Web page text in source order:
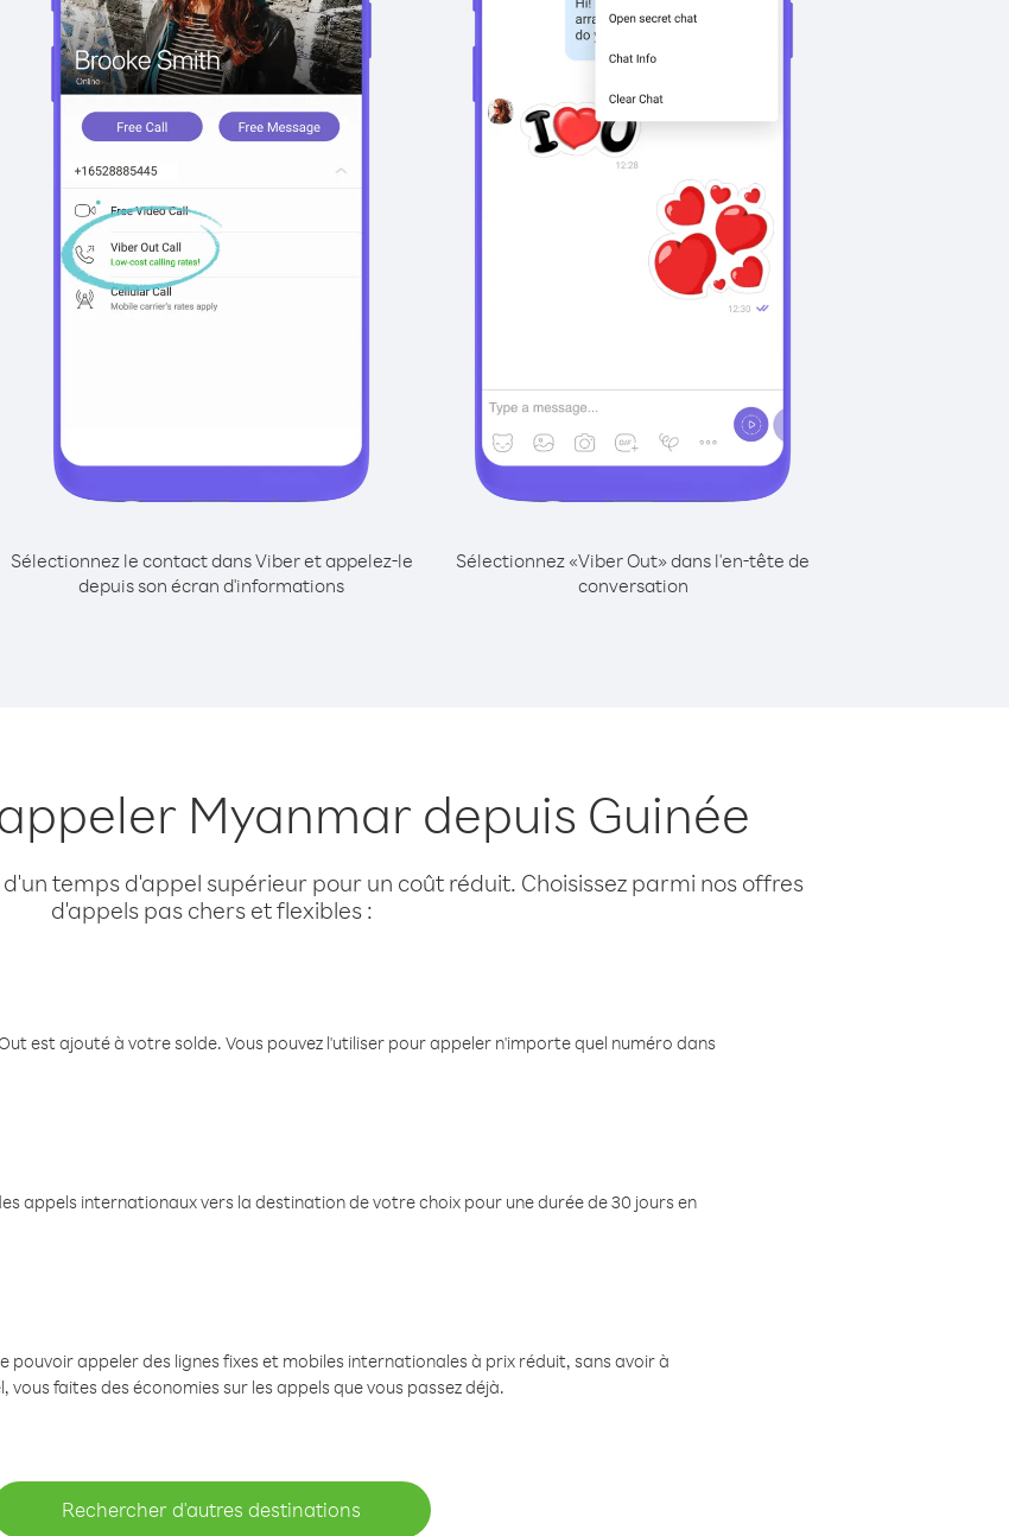
Sélectionnez le contact dans Viber et appelez-le
depuis son écran d'informations
Sélectionnez «Viber Out» dans l'en-tête de
conversation
Myanmar depuis Guinée
temps d'appel supérieur pour un coût réduit. Choisissez parmi nos offres
d'appels pas chers et flexibles :
est ajouté à votre solde. Vous pouvez l'utiliser pour appeler n'importe quel numéro dans
appels internationaux vers la destination de votre choix pour une durée de 30 jours en
pouvoir appeler des lignes fixes et mobiles internationales à prix réduit, sans avoir à
faites des économies sur les appels que vous passez déjà.
Rechercher d'autres destinations